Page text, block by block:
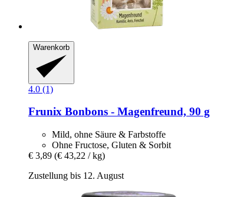
Warenkorb
4.0 (1)
Frunix Bonbons -​ Magenfreund, 90 g
Mild, ohne Säure & Farbstoffe
Ohne Fructose, Gluten & Sorbit
€ 3,89 (€ 43,22 / kg)
Zustellung bis 12. August